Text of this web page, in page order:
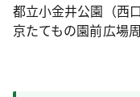
都立小金井公園（西
京たてもの園前広場周